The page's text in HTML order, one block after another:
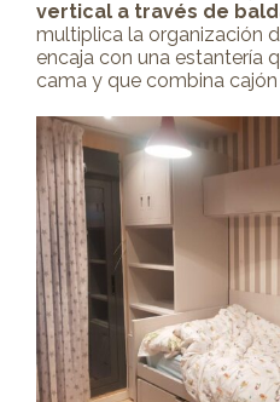
vertical a través de
multiplica la organización
encaja con una estantería
cama y que combina